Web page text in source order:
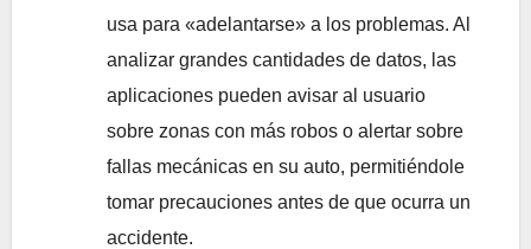
usa para «adelantarse» a los problemas. Al
analizar grandes cantidades de datos, las
aplicaciones pueden avisar al usuario
sobre zonas con más robos o alertar sobre
fallas mecánicas en su auto, permitiéndole
tomar precauciones antes de que ocurra un
accidente.